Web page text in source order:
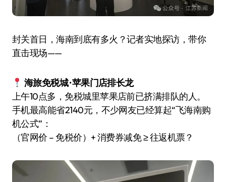
封关首日，海南到底有多火？记者实地探访，带你
直击现场——
海旅免税城 · 苹果门店排长龙
上午10点多，免税城里苹果店前已挤满排队的人。
手机最高能省2140元，不少网友已经算起“飞海南购
机公式”：
（官网价 – 免税价）+ 消费券减免 ≥ 往返机票？